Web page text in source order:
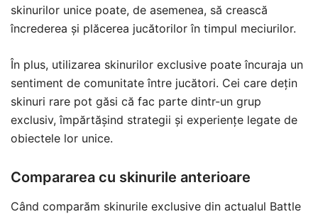
skinurilor unice poate, de asemenea, să crească
încrederea și plăcerea jucătorilor în timpul meciurilor.
În plus, utilizarea skinurilor exclusive poate încuraja un
sentiment de comunitate între jucători. Cei care dețin
skinuri rare pot găsi că fac parte dintr-un grup
exclusiv, împărtășind strategii și experiențe legate de
obiectele lor unice.
Compararea cu skinurile anterioare
Când comparăm skinurile exclusive din actualul Battle